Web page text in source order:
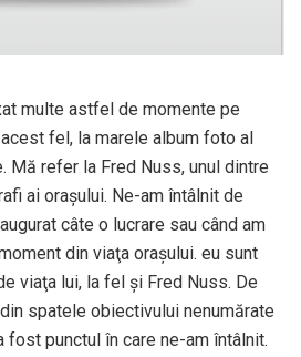
multe astfel de momente pe
fel, la marele album foto al
Mă refer la Fred Nuss, unul dintre
ai oraşului. Ne-am întâlnit de
câte o lucrare sau când am
din viaţa oraşului. eu sunt
viaţa lui, la fel şi Fred Nuss. De
spatele obiectivului nenumărate
fost punctul în care ne-am întâlnit.